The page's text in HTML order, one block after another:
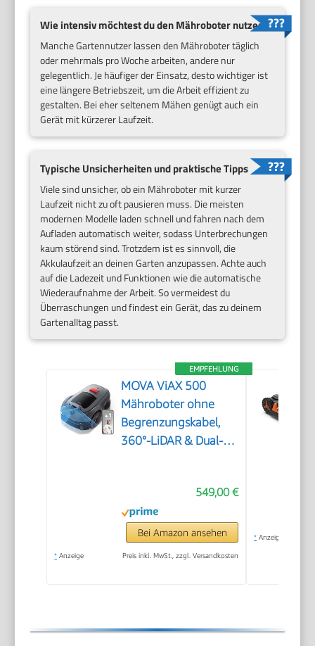
Wie intensiv möchtest du den Mähroboter nutzen?
Manche Gartennutzer lassen den Mähroboter täglich
oder mehrmals pro Woche arbeiten, andere nur
gelegentlich. Je häufiger der Einsatz, desto wichtiger ist
eine längere Betriebszeit, um die Arbeit effizient zu
gestalten. Bei eher seltenem Mähen genügt auch ein
Gerät mit kürzerer Laufzeit.
Typische Unsicherheiten und praktische Tipps
Viele sind unsicher, ob ein Mähroboter mit kurzer
Laufzeit nicht zu oft pausieren muss. Die meisten
modernen Modelle laden schnell und fahren nach dem
Aufladen automatisch weiter, sodass Unterbrechungen
kaum störend sind. Trotzdem ist es sinnvoll, die
Akkulaufzeit an deinen Garten anzupassen. Achte auch
auf die Ladezeit und Funktionen wie die automatische
Wiederaufnahme der Arbeit. So vermeidest du
Überraschungen und findest ein Gerät, das zu deinem
Gartenalltag passt.
EMPFEHLUNG
MOVA ViAX 500
Mähroboter ohne
Begrenzungskabel,
360°-LiDAR & Dual-KI-
549,00 €
Bei Amazon ansehen
* Anzeige Preis inkl. MwSt., zzgl. Versandkosten
* Anzeige